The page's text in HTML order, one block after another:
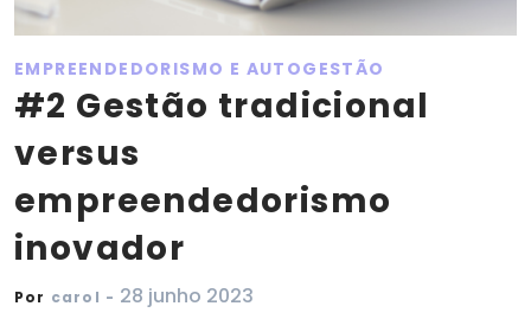
EMPREENDEDORISMO E AUTOGESTÃO
#2 Gestão tradicional
versus
empreendedorismo
inovador
Por carol - 28 junho 2023